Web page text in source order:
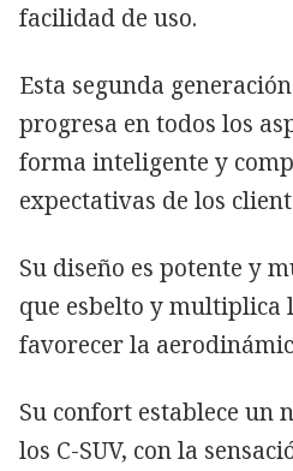
facilidad de uso.
Esta segunda
progresa en todos los
forma inteligente y
expectativas de los
Su diseño es potente y
que esbelto y multiplica
favorecer la
Su confort establece un
los C-SUV, con la